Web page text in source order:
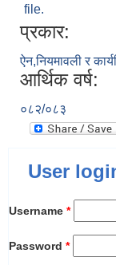
file.
प्रकार:
ऐन,नियमावली र
आर्थिक वर्ष:
०८२/०८३
User
Username *
Password *